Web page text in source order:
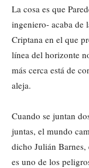
La cosa es que
ingeniero- acaba de
Criptana en el que
línea del horizonte
más cerca está de
aleja.
Cuando se juntan
juntas, el mundo
dicho Julián Barnes,
es uno de los